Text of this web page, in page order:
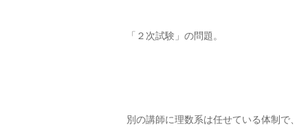
「２次試験」の問題。
別の講師に理数系は任せている体制で、